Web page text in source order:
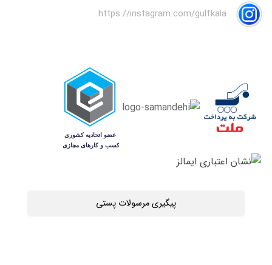
https://instagram.com/gulfkala
پیگیری مرسولات پستی